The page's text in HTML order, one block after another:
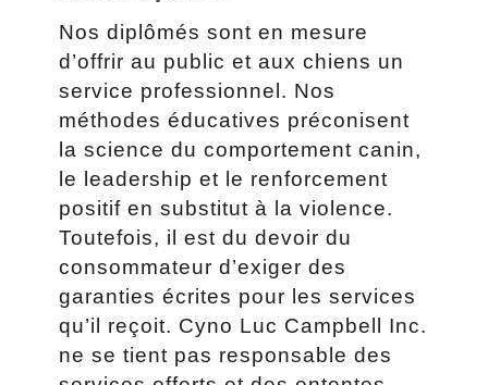
Nos diplômés sont en mesure
d’offrir au public et aux chiens un
service professionnel. Nos
méthodes éducatives préconisent
la science du comportement canin,
le leadership et le renforcement
positif en substitut à la violence.
Toutefois, il est du devoir du
consommateur d’exiger des
garanties écrites pour les services
qu’il reçoit. Cyno Luc Campbell Inc.
ne se tient pas responsable des